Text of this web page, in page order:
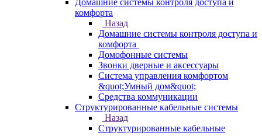
Домашние системы контроля доступа и
комфорта
Назад
Домашние системы контроля доступа и
комфорта
Домофонные системы
Звонки дверные и аксессуары
Система управления комфортом
&quot;Умный дом&quot;
Средства коммуникации
Структурированные кабельные системы
Назад
Структурированные кабельные